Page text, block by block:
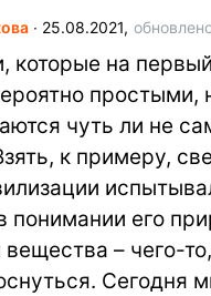
∙ 25.08.2021,
которые на
простыми,
чуть ли не
к примеру,
понимании его
– чего-
Сегодня